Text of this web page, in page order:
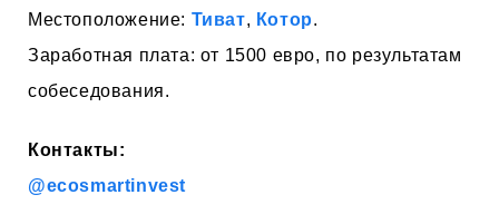
Местоположение: Тиват, Котор.
Заработная плата: от 1500 евро, по результатам
собеседования.
Контакты:
@ecosmartinvest